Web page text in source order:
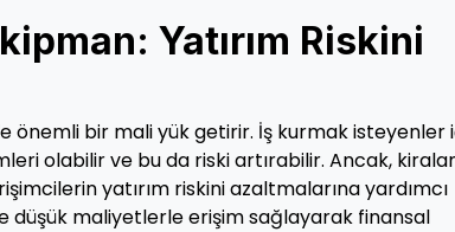
Yatırım Riskini
önemli bir mali yük getirir. İş kurmak isteyenler
olabilir ve bu da riski artırabilir. Ancak,
yatırım riskini azaltmalarına yardımcı
düşük maliyetlerle erişim sağlayarak finansal